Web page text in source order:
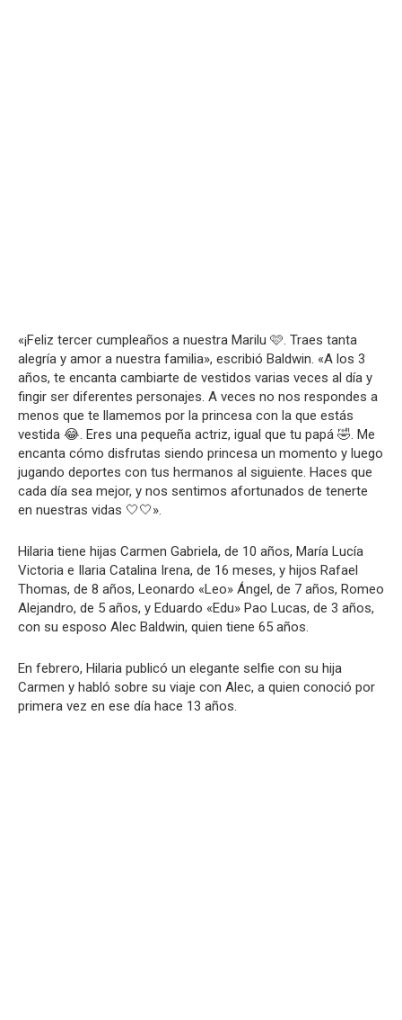
«¡Feliz tercer cumpleaños a nuestra Marilu 🩷. Traes tanta
alegría y amor a nuestra familia», escribió Baldwin. «A los 3
años, te encanta cambiarte de vestidos varias veces al día y
fingir ser diferentes personajes. A veces no nos respondes a
menos que te llamemos por la princesa con la que estás
vestida 😂. Eres una pequeña actriz, igual que tu papá 🤣. Me
encanta cómo disfrutas siendo princesa un momento y luego
jugando deportes con tus hermanos al siguiente. Haces que
cada día sea mejor, y nos sentimos afortunados de tenerte
en nuestras vidas 🤍🤍».
Hilaria tiene hijas Carmen Gabriela, de 10 años, María Lucía
Victoria e Ilaria Catalina Irena, de 16 meses, y hijos Rafael
Thomas, de 8 años, Leonardo «Leo» Ángel, de 7 años, Romeo
Alejandro, de 5 años, y Eduardo «Edu» Pao Lucas, de 3 años,
con su esposo Alec Baldwin, quien tiene 65 años.
En febrero, Hilaria publicó un elegante selfie con su hija
Carmen y habló sobre su viaje con Alec, a quien conoció por
primera vez en ese día hace 13 años.